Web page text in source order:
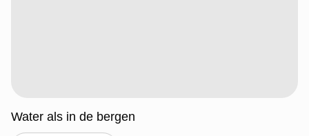
Water als in de bergen